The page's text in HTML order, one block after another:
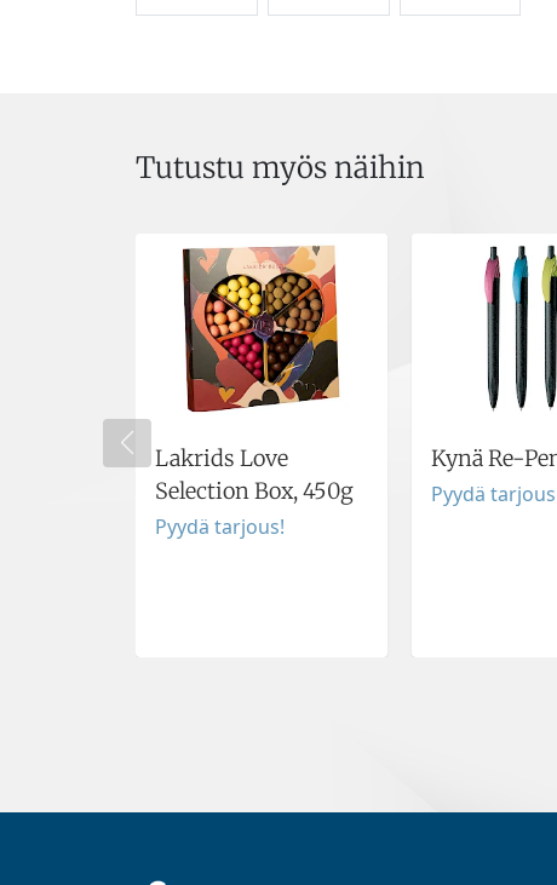
Tutustu myös näihin
Lakrids Love
Selection Box, 450g
Pyydä tarjous!
Kynä Re-
Pyydä